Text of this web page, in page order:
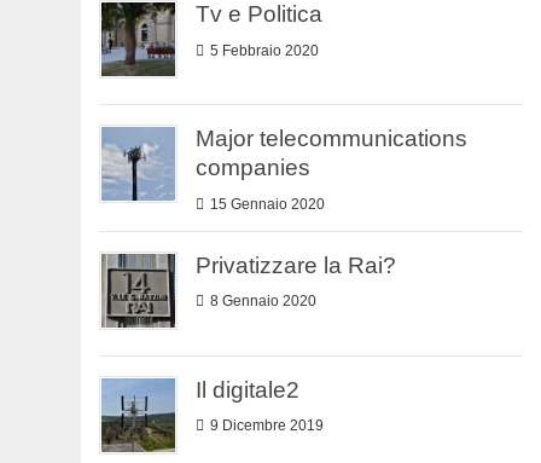
Tv e Politica
5 Febbraio 2020
Major telecommunications
companies
15 Gennaio 2020
Privatizzare la Rai?
8 Gennaio 2020
Il digitale2
9 Dicembre 2019